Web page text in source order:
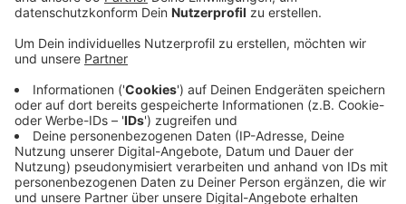
Anzeige
Das sagte ein Sprecher der Weseler Agentur für Arbeit
mit Blick auf den anstehenden Internationalen
Frauentag am 8. März. Er spricht von einem guten
Signal und einer Perspektive für die Deckung des
Fachkräftebedarfs, denn viele Frauen würden mehr
Stunden arbeiten wollen als sie dies aktuell täten. Eine